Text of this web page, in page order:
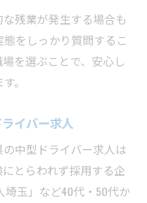
残業が発生する場合も
をしっかり質問するこ
を選ぶことで、安心し
。
イバー求人
中型ドライバー求人は
とらわれず採用する企
玉」など40代・50代か